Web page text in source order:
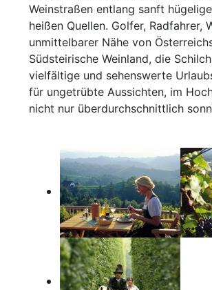
Weinstraßen entlang sanft
heißen Quellen. Golfer, Radfahrer,
unmittelbarer Nähe von
Südsteirische Weinland, die
vielfältige und sehenswerte
für ungetrübte Aussichten, im
nicht nur überdurchschnittlich